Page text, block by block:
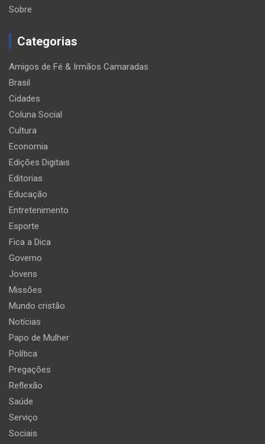
Sobre
Categorias
Amigos de Fé & Irmãos Camaradas
Brasil
Cidades
Coluna Social
Cultura
Economia
Edições Digitais
Editorias
Educação
Entretenimento
Esporte
Fica a Dica
Governo
Jovens
Missões
Mundo cristão
Notícias
Papo de Mulher
Política
Pregações
Reflexão
Saúde
Serviço
Sociais